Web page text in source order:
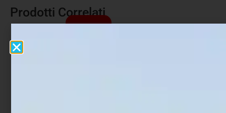
Prodotti Correlati
In offerta!